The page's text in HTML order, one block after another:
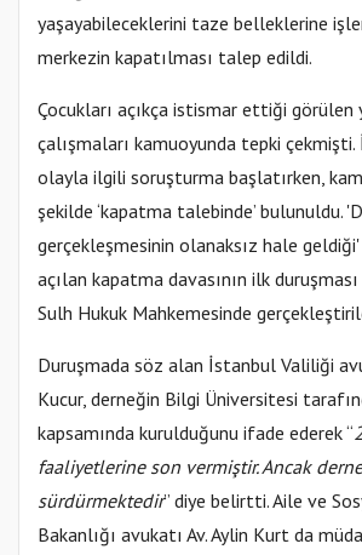
yaşayabileceklerini taze belleklerine
merkezin kapatılması talep edildi.
Çocukları açıkça istismar ettiği görülen
çalışmaları kamuoyunda tepki
olayla ilgili soruşturma başlatırken,
şekilde ‘kapatma talebinde’ bulunuldu.
gerçekleşmesinin olanaksız hale
açılan kapatma davasının ilk
Sulh Hukuk Mahkemesinde
Duruşmada söz alan İstanbul Valiliği
Kucur, derneğin Bilgi Üniversitesi
kapsamında kurulduğunu ifade ederek “
faaliyetlerine son vermiştir. Ancak
sürdürmektedir” diye belirtti. Aile ve
Bakanlığı avukatı Av. Aylin Kurt da